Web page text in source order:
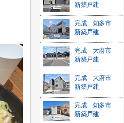
新築戸建
完成 知多市
新築戸建
完成 大府市
新築戸建
完成 大府市
新築戸建
完成 知多市
新築戸建